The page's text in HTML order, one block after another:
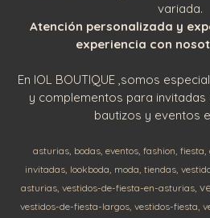
variada.
Atención personalizada y
experiencia con
En IOL BOUTIQUE ,somos
y complementos para invitadas
bautizos y eventos
asturias bodas eventos fashion fiesta
invitadas lookboda moda tiendas
asturias vestidos-de-fiesta-en-asturias
vestidos-de-fiesta-largos vestidos-fiesta